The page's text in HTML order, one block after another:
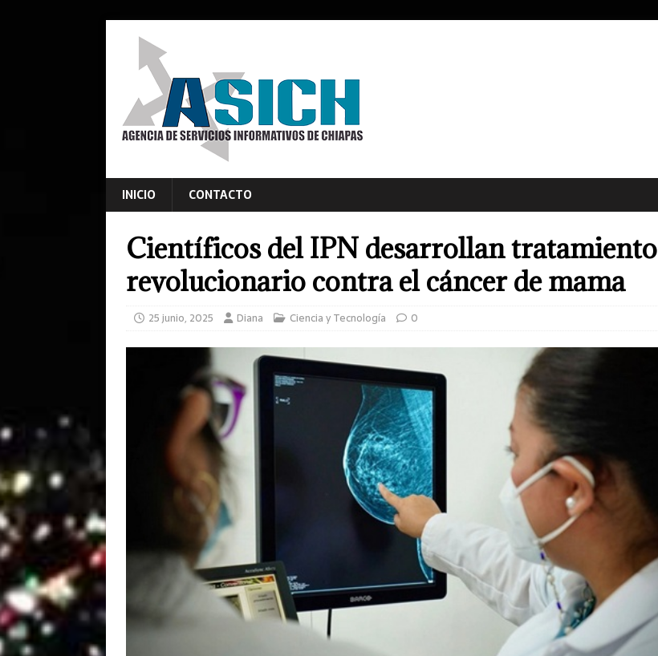
INICIO CONTACTO
Científicos del IPN desarrollan tratamiento
revolucionario contra el cáncer de mama
25 junio, 2025 Diana Ciencia y Tecnología 0